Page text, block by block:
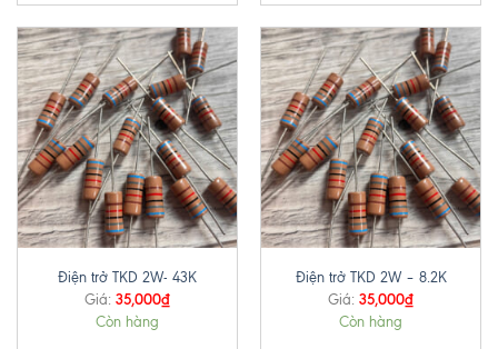
Điện trở TKD 2W- 43K
Giá: 35,000₫
Còn hàng
Điện trở TKD 2W – 8.2K
Giá: 35,000₫
Còn hàng